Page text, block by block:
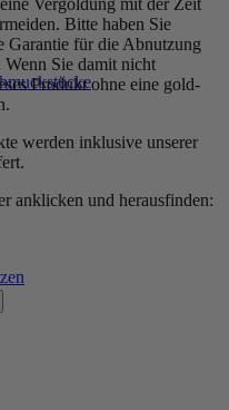
Vergoldung mit der Zeit
Bitte haben Sie
Garantie für die Abnutzung
Sie damit nicht
Produkt ohne eine gold-
werden inklusive unserer
anklicken und herausfinden: